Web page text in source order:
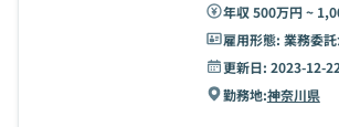
年収 500万円 ~
雇用形態: 業務委
更新日: 2023-12-
勤務地:神奈川県